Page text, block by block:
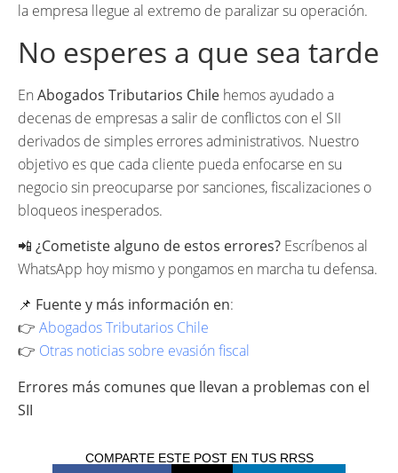
la empresa llegue al extremo de paralizar su operación.
No esperes a que sea tarde
En Abogados Tributarios Chile hemos ayudado a
decenas de empresas a salir de conflictos con el SII
derivados de simples errores administrativos. Nuestro
objetivo es que cada cliente pueda enfocarse en su
negocio sin preocuparse por sanciones, fiscalizaciones o
bloqueos inesperados.
📲 ¿Cometiste alguno de estos errores? Escríbenos al
WhatsApp hoy mismo y pongamos en marcha tu defensa.
📌 Fuente y más información en:
👉 Abogados Tributarios Chile
👉 Otras noticias sobre evasión fiscal
Errores más comunes que llevan a problemas con el
SII
COMPARTE ESTE POST EN TUS RRSS